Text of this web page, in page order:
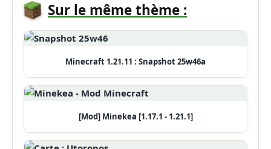
Sur le même thème :
Minecraft 1.21.11 : Snapshot 25w46a
[Mod] Minekea [1.17.1 - 1.21.1]